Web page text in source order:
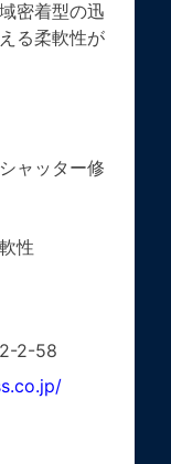
密着型の迅
る柔軟性が
ャッター修
性
2-58